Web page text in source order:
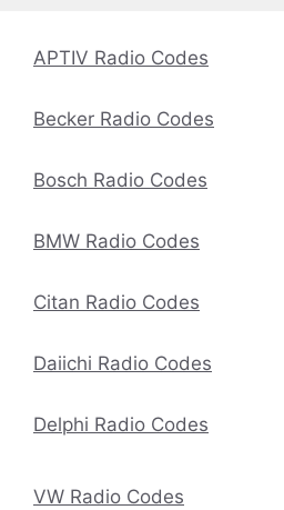
APTIV Radio Codes
Becker Radio Codes
Bosch Radio Codes
BMW Radio Codes
Citan Radio Codes
Daiichi Radio Codes
Delphi Radio Codes
VW Radio Codes